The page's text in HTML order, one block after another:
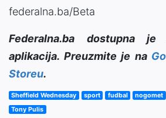
federalna.ba/Beta
Federalna.ba dostupna
aplikacija. Preuzmite je na
Storeu.
Sheffield Wednesday sport fudbal nogomet
Tony Pulis